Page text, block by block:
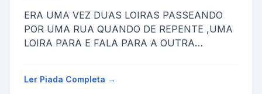
ERA UMA VEZ DUAS LOIRAS PASSEANDO
POR UMA RUA QUANDO DE REPENTE ,UMA
LOIRA PARA E FALA PARA A OUTRA
Ler Piada Completa →